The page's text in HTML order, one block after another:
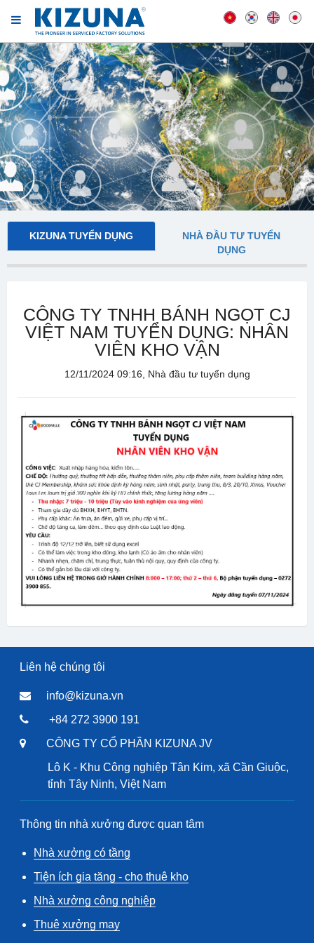
KIZUNA TUYỂN DỤNG
NHÀ ĐẦU TƯ TUYỂN
DỤNG
CÔNG TY TNHH BÁNH NGỌT CJ
VIỆT NAM TUYỂN DỤNG: NHÂN
VIÊN KHO VẬN
12/11/2024 09:16, Nhà đầu tư tuyển dụng
Liên hệ chúng tôi
info@kizuna.vn
+84 272 3900 191
CÔNG TY CỔ PHẦN KIZUNA JV
Lô K - Khu Công nghiệp Tân Kim, xã Cần Giuộc,
tỉnh Tây Ninh, Việt Nam
Thông tin nhà xưởng được quan tâm
Nhà xưởng có tầng
Tiện ích gia tăng - cho thuê kho
Nhà xưởng công nghiệp
Thuê xưởng may